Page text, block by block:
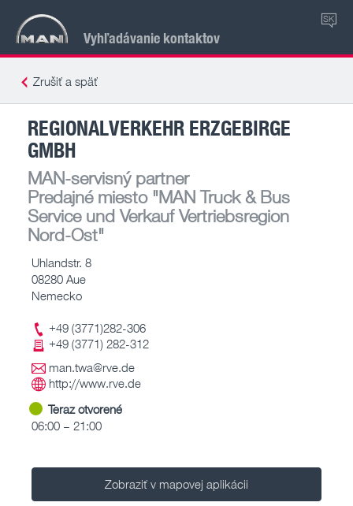
Vyhľadávanie kontaktov
SK
Zrušiť a späť
REGIONALVERKEHR ERZGEBIRGE
GMBH
MAN-servisný partner
Predajné miesto"MAN Truck & Bus
Service und Verkauf Vertriebsregion
Nord-Ost"
Uhlandstr. 8
08280 Aue
Nemecko
+49 (3771)282-306
+49 (3771) 282-312
man.twa@rve.de
http://www.rve.de
Teraz otvorené
06:00 – 21:00
Zobraziť v mapovej aplikácii